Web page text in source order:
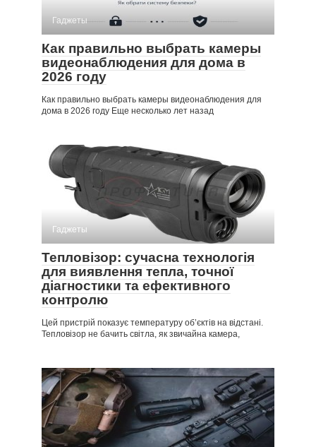
Гаджеты
Как правильно выбрать камеры
видеонаблюдения для дома в
2026 году
Как правильно выбрать камеры видеонаблюдения для
дома в 2026 году Еще несколько лет назад
Гаджеты
Тепловізор: сучасна технологія
для виявлення тепла, точної
діагностики та ефективного
контролю
Цей пристрій показує температуру об’єктів на відстані.
Тепловізор не бачить світла, як звичайна камера,